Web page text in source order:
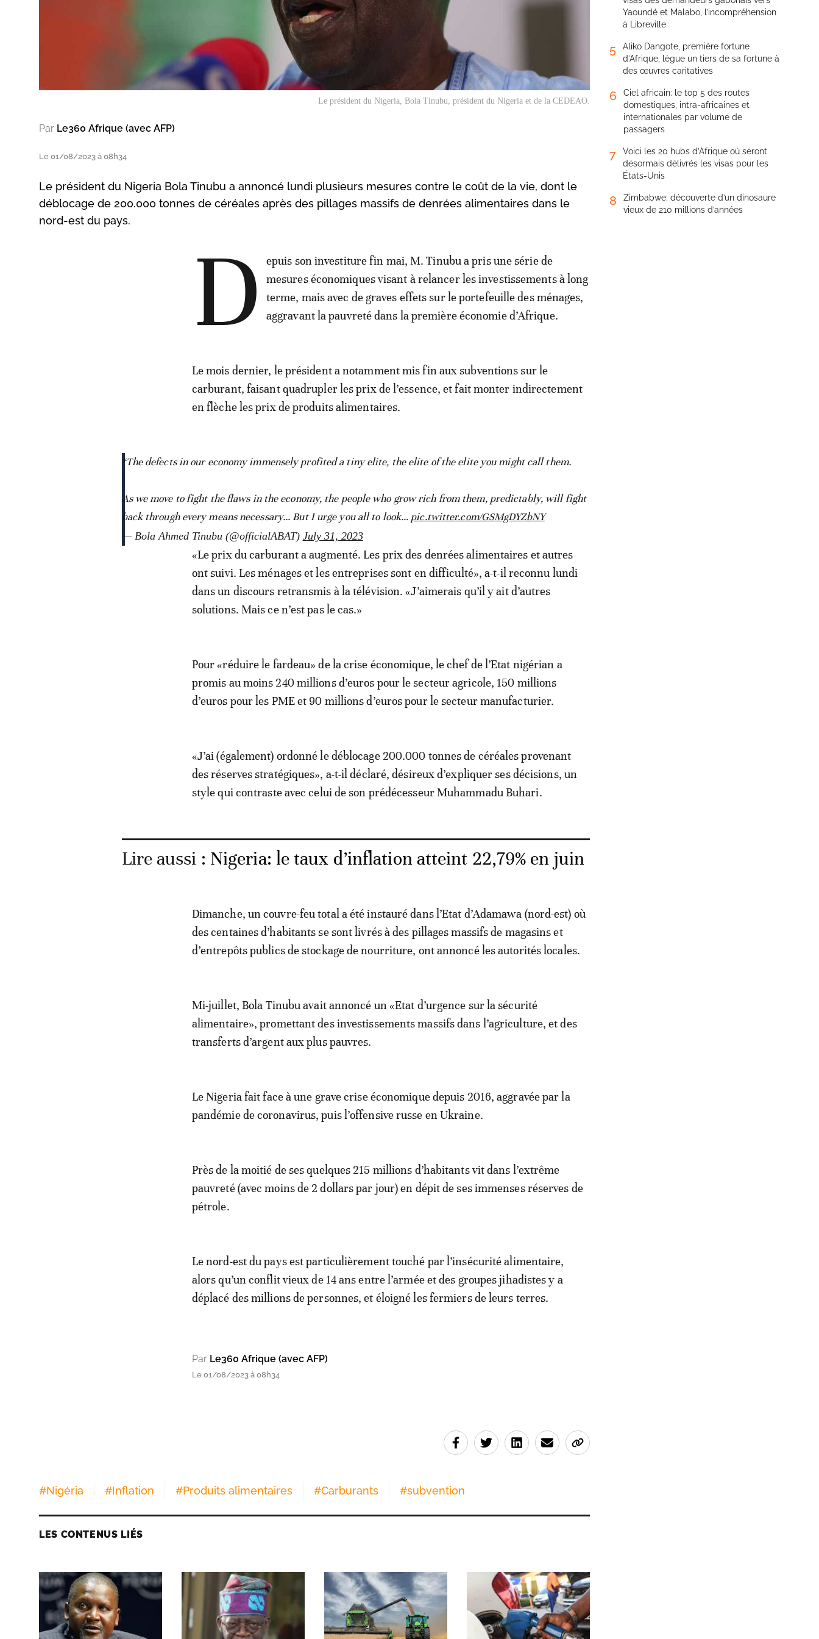
Le président du Nigeria, Bola Tinubu, président du Nigeria et de la CEDEAO.
Par Le360 Afrique (avec AFP)
Le 01/08/2023 à 08h34
Le président du Nigeria Bola Tinubu a annoncé lundi plusieurs mesures contre le coût de la vie, dont le
déblocage de 200.000 tonnes de céréales après des pillages massifs de denrées alimentaires dans le
nord-est du pays.
D
epuis son investiture fin mai, M. Tinubu a pris une série de
mesures économiques visant à relancer les investissements à long
terme, mais avec de graves effets sur le portefeuille des ménages,
aggravant la pauvreté dans la première économie d’Afrique.
Le mois dernier, le président a notamment mis fin aux subventions sur le
carburant, faisant quadrupler les prix de l’essence, et fait monter indirectement
en flèche les prix de produits alimentaires.
“The defects in our economy immensely profited a tiny elite, the elite of the elite you might call them.
As we move to fight the flaws in the economy, the people who grow rich from them, predictably, will fight
back through every means necessary... But I urge you all to look… pic.twitter.com/GSMgDYZbNY
— Bola Ahmed Tinubu (@officialABAT) July 31, 2023
«Le prix du carburant a augmenté. Les prix des denrées alimentaires et autres
ont suivi. Les ménages et les entreprises sont en difficulté», a-t-il reconnu lundi
dans un discours retransmis à la télévision. «J’aimerais qu’il y ait d’autres
solutions. Mais ce n’est pas le cas.»
Pour «réduire le fardeau» de la crise économique, le chef de l’Etat nigérian a
promis au moins 240 millions d’euros pour le secteur agricole, 150 millions
d’euros pour les PME et 90 millions d’euros pour le secteur manufacturier.
«J’ai (également) ordonné le déblocage 200.000 tonnes de céréales provenant
des réserves stratégiques», a-t-il déclaré, désireux d’expliquer ses décisions, un
style qui contraste avec celui de son prédécesseur Muhammadu Buhari.
Lire aussi : Nigeria: le taux d’inflation atteint 22,79% en juin
Dimanche, un couvre-feu total a été instauré dans l’Etat d’Adamawa (nord-est) où
des centaines d’habitants se sont livrés à des pillages massifs de magasins et
d’entrepôts publics de stockage de nourriture, ont annoncé les autorités locales.
Mi-juillet, Bola Tinubu avait annoncé un «Etat d’urgence sur la sécurité
alimentaire», promettant des investissements massifs dans l’agriculture, et des
transferts d’argent aux plus pauvres.
Le Nigeria fait face à une grave crise économique depuis 2016, aggravée par la
pandémie de coronavirus, puis l’offensive russe en Ukraine.
Près de la moitié de ses quelques 215 millions d’habitants vit dans l’extrême
pauvreté (avec moins de 2 dollars par jour) en dépit de ses immenses réserves de
pétrole.
Le nord-est du pays est particulièrement touché par l’insécurité alimentaire,
alors qu’un conflit vieux de 14 ans entre l’armée et des groupes jihadistes y a
déplacé des millions de personnes, et éloigné les fermiers de leurs terres.
Par Le360 Afrique (avec AFP)
Le 01/08/2023 à 08h34
#Nigéria #Inflation #Produits alimentaires #Carburants #subvention
LES CONTENUS LIÉS
Yaoundé et Malabo, l’incompréhension
à Libreville
5
Aliko Dangote, première fortune
d’Afrique, lègue un tiers de sa fortune à
des œuvres caritatives
6
Ciel africain: le top 5 des routes
domestiques, intra-africaines et
internationales par volume de
passagers
7
Voici les 20 hubs d’Afrique où seront
désormais délivrés les visas pour les
États-Unis
8
Zimbabwe: découverte d’un dinosaure
vieux de 210 millions d’années